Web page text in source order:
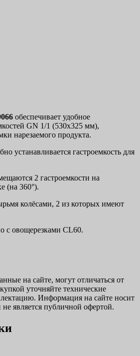
обеспечивает удобное
GN 1/1 (530х325 мм),
нарезаемого продукта.
устанавливается гастроемкость для
2 гастроемкости на
(на 360°).
колёсами, 2 из которых имеют
с овощерезками CL60.
на сайте, могут отличаться от
уточняйте технические
Информация на сайте носит
является публичной офертой.